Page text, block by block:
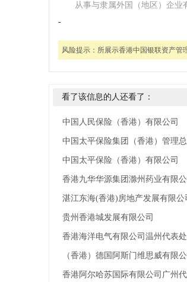
从事与隶属外国（地区）企业
-
风险提示： 所展示香港中国银联资产管
看了该信息的人还看了：
中国人民保险（香港）有限公司
中国太平保险集团（香港）管理
中国太平保险（香港）有限公司
香港九华华源集团滁州药业有限公
湛江东海(香港)房地产发展有限公
贵州香港城发展有限公司
香港海洋电气有限公司温州代表处
（香港）德国阿斯门维思威有限
香港阿尔哈苏国际有限公司广州